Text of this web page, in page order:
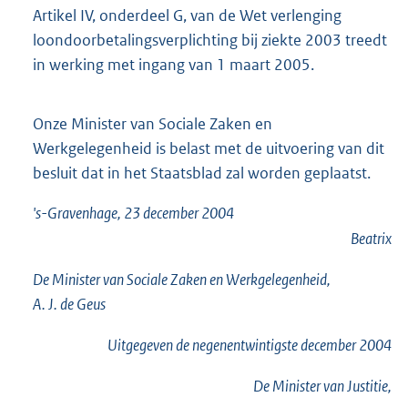
Artikel IV, onderdeel G, van de Wet verlenging
loondoorbetalingsverplichting bij ziekte 2003 treedt
in werking met ingang van 1 maart 2005.
Onze Minister van Sociale Zaken en
Werkgelegenheid is belast met de uitvoering van dit
besluit dat in het Staatsblad zal worden geplaatst.
's-Gravenhage, 23 december 2004
Beatrix
De Minister van Sociale Zaken en Werkgelegenheid,
A. J. de Geus
Uitgegeven denegenentwintigstedecember 2004
De Minister van Justitie,